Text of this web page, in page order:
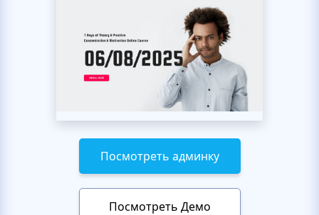
Посмотреть админку
Посмотреть Демо